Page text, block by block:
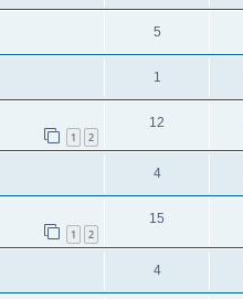
5
1
1 2
12
4
1 2
15
4